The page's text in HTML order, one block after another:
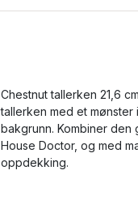
Chestnut tallerken 21,6
tallerken med et
bakgrunn. Kombiner den
House Doctor, og med
oppdekking.